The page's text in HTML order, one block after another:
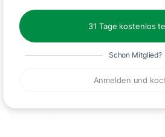
31 Tage kostenlos
Schon Mitglied?
Anmelden und
Deine Notizen